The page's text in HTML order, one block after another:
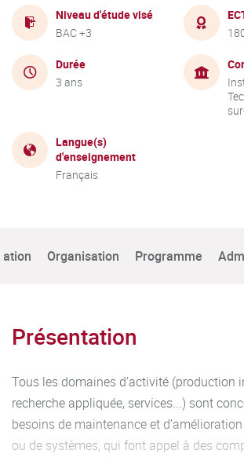
Niveau d'étude visé
BAC +3
Durée
3 ans
Langue(s)
d'enseignement
Français
Organisation Programme
Présentation
Tous les domaines d’activité (production
recherche appliquée, services...) sont
besoins de maintenance et
ou de systèmes, qui font appel à des